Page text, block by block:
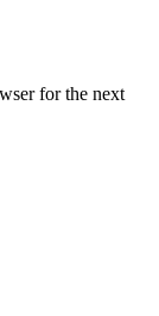
for the next